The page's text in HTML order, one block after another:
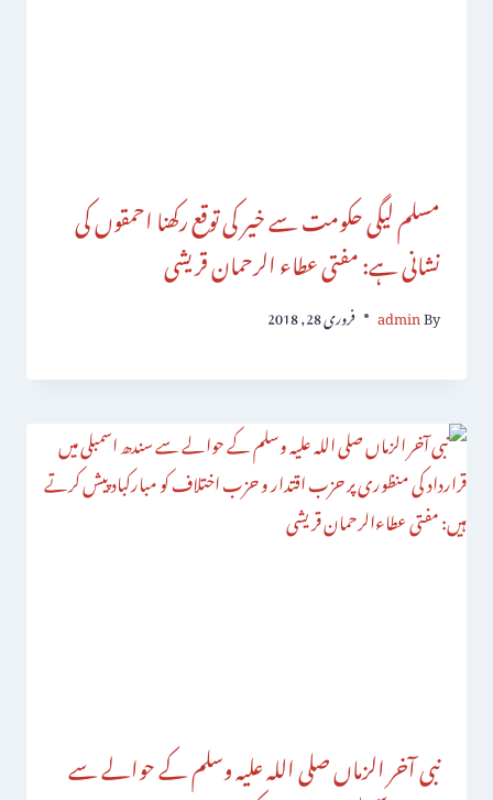
مسلم لیگی حکومت سے خیر کی توقع رکھنا احمقوں کی
نشانی ہے: مفتی عطاء الرحمان قریشی
By
admin فروری 28, 2018
نبی آخر الزماں صلی اللہ علیہ وسلم کے حوالے سے